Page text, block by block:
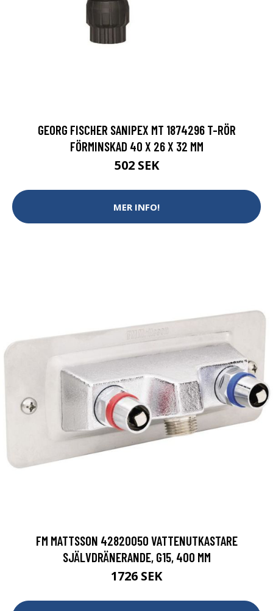
GEORG FISCHER SANIPEX MT 1874296 T-RÖR
FÖRMINSKAD 40 X 26 X 32 MM
502 SEK
MER INFO!
FM MATTSSON 42820050 VATTENUTKASTARE
SJÄLVDRÄNERANDE, G15, 400 MM
1726 SEK